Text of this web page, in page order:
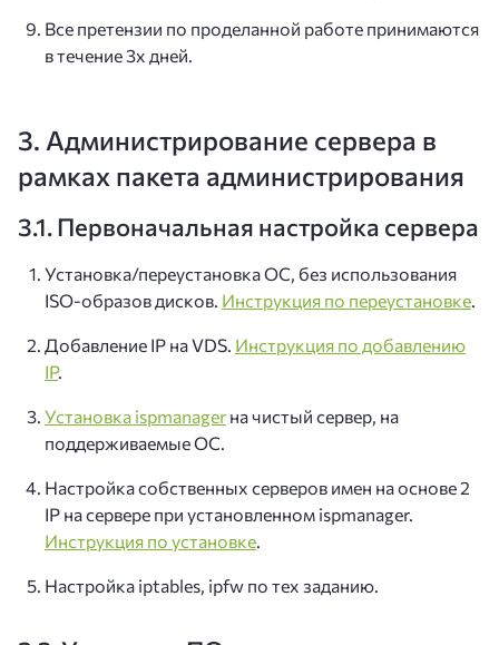
Все претензии по проделанной работе принимаются
в течение 3х дней.
3. Администрирование сервера в
рамках пакета администрирования
3.1. Первоначальная настройка сервера
Установка/переустановка ОС, без использования
ISO-образов дисков. Инструкция по переустановке.
Добавление IP на VDS. Инструкция по добавлению
IP.
Установка ispmanager на чистый сервер, на
поддерживаемые ОС.
Настройка собственных серверов имен на основе 2
IP на сервере при установленном ispmanager.
Инструкция по установке.
Настройка iptables, ipfw по тех заданию.